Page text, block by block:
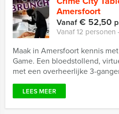
Amersfoort
Vanaf€ 52,50
Vanaf 12 personen
Maak in Amersfoort kennis
Game. Een bloedstollend,
met een overheerlijke 3-
LEES MEER